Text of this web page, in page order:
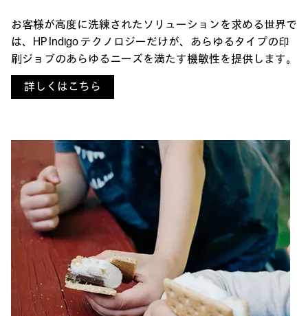
お客様が高度に洗練されたソリューションを求める世界で
は、HP Indigo テクノロジーだけが、あらゆるタイプの印
刷ジョブのあらゆるニーズを満たす機敏性を提供します。
詳しくはこちら